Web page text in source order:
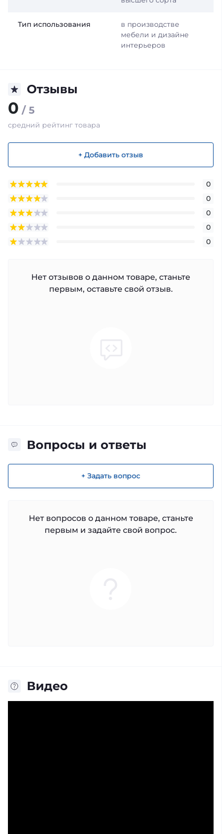
Тип использования
в производстве
мебели и дизайне
интерьеров
Отзывы
0 / 5
средний рейтинг товара
+ Добавить отзыв
0
0
0
0
0
Нет отзывов о данном товаре, станьте
первым, оставьте свой отзыв.
Вопросы и ответы
+ Задать вопрос
Нет вопросов о данном товаре, станьте
первым и задайте свой вопрос.
Видео